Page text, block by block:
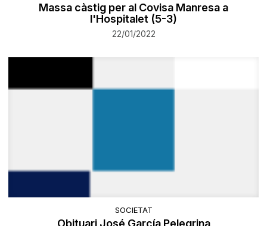
Massa càstig per al Covisa Manresa a
l'Hospitalet (5-3)
22/01/2022
SOCIETAT
Obituari José García Pelegrina